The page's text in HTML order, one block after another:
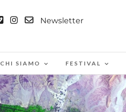
Newsletter
CHI SIAMO FESTIVAL